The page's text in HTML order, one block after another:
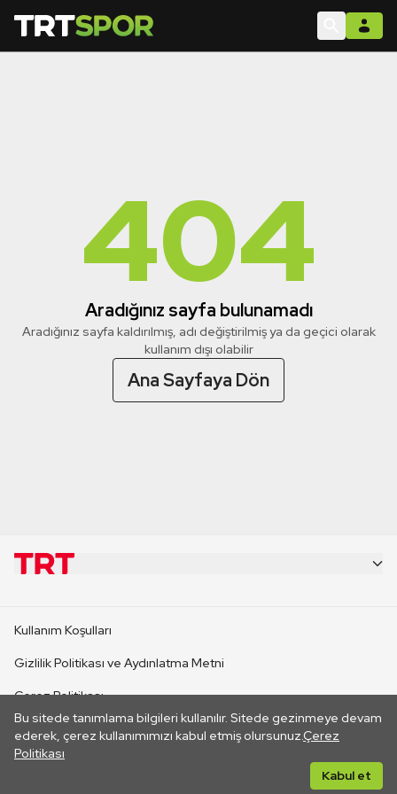
404
Aradığınız sayfa bulunamadı
Aradığınız sayfa kaldırılmış, adı değiştirilmiş ya da geçici olarak
kullanım dışı olabilir
Ana Sayfaya Dön
Bu sitede tanımlama bilgileri kullanılır. Sitede gezinmeye devam
ederek, çerez kullanımımızı kabul etmiş olursunuz.Çerez
Politikası
Kabul et
CANLI YAYINLAR
Kullanım Koşulları
Gizlilik Politikası ve Aydınlatma Metni
Çerez Politikası
İletişim
Her hakkı saklıdır. ©2026 TRT. Bağlantı yoluyla gidilen dış